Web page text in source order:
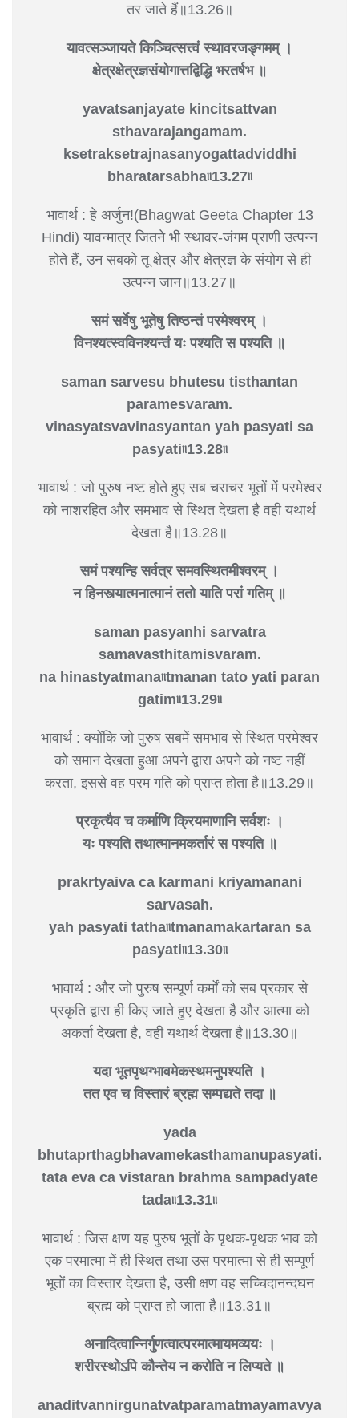
तर जाते हैं॥13.26॥
यावत्सञ्जायते किञ्चित्सत्त्वं स्थावरजङ्‍गमम् ।
क्षेत्रक्षेत्रज्ञसंयोगात्तद्विद्धि भरतर्षभ ॥
yavatsanjayate kincitsattvan
sthavarajangamam.
ksetraksetrajnasanyogattadviddhi
bharatarsabha৷৷13.27৷৷
भावार्थ : हे अर्जुन!(Bhagwat Geeta Chapter 13
Hindi) यावन्मात्र जितने भी स्थावर-जंगम प्राणी उत्पन्न
होते हैं, उन सबको तू क्षेत्र और क्षेत्रज्ञ के संयोग से ही
उत्पन्न जान॥13.27॥
समं सर्वेषु भूतेषु तिष्ठन्तं परमेश्वरम् ।
विनश्यत्स्वविनश्यन्तं यः पश्यति स पश्यति ॥
saman sarvesu bhutesu tisthantan
paramesvaram.
vinasyatsvavinasyantan yah pasyati sa
pasyati৷৷13.28৷৷
भावार्थ : जो पुरुष नष्ट होते हुए सब चराचर भूतों में परमेश्वर
को नाशरहित और समभाव से स्थित देखता है वही यथार्थ
देखता है॥13.28॥
समं पश्यन्हि सर्वत्र समवस्थितमीश्वरम् ।
न हिनस्त्यात्मनात्मानं ततो याति परां गतिम् ॥
saman pasyanhi sarvatra
samavasthitamisvaram.
na hinastyatmana৷৷tmanan tato yati paran
gatim৷৷13.29৷৷
भावार्थ : क्योंकि जो पुरुष सबमें समभाव से स्थित परमेश्वर
को समान देखता हुआ अपने द्वारा अपने को नष्ट नहीं
करता, इससे वह परम गति को प्राप्त होता है॥13.29॥
प्रकृत्यैव च कर्माणि क्रियमाणानि सर्वशः ।
यः पश्यति तथात्मानमकर्तारं स पश्यति ॥
prakrtyaiva ca karmani kriyamanani
sarvasah.
yah pasyati tatha৷৷tmanamakartaran sa
pasyati৷৷13.30৷৷
भावार्थ : और जो पुरुष सम्पूर्ण कर्मों को सब प्रकार से
प्रकृति द्वारा ही किए जाते हुए देखता है और आत्मा को
अकर्ता देखता है, वही यथार्थ देखता है॥13.30॥
यदा भूतपृथग्भावमेकस्थमनुपश्यति ।
तत एव च विस्तारं ब्रह्म सम्पद्यते तदा ॥
yada
bhutaprthagbhavamekasthamanupasyati.
tata eva ca vistaran brahma sampadyate
tada৷৷13.31৷৷
भावार्थ : जिस क्षण यह पुरुष भूतों के पृथक-पृथक भाव को
एक परमात्मा में ही स्थित तथा उस परमात्मा से ही सम्पूर्ण
भूतों का विस्तार देखता है, उसी क्षण वह सच्चिदानन्दघन
ब्रह्म को प्राप्त हो जाता है॥13.31॥
अनादित्वान्निर्गुणत्वात्परमात्मायमव्ययः ।
शरीरस्थोऽपि कौन्तेय न करोति न लिप्यते ॥
anaditvannirgunatvatparamatmayamavya